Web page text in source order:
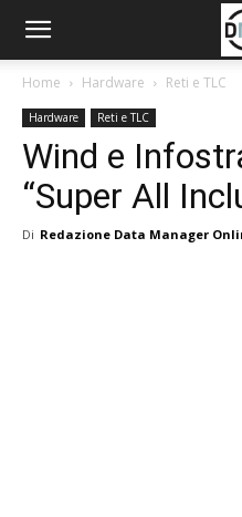
Home Hardware Reti e TLC
Hardware Reti e TLC
Wind e
“Super All
Di Redazione Data Manager